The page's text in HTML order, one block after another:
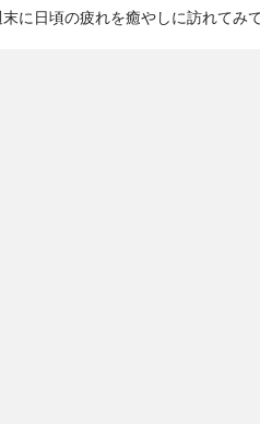
に日頃の疲れを癒やしに訪れてみ